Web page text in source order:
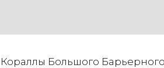
Кораллы Большого